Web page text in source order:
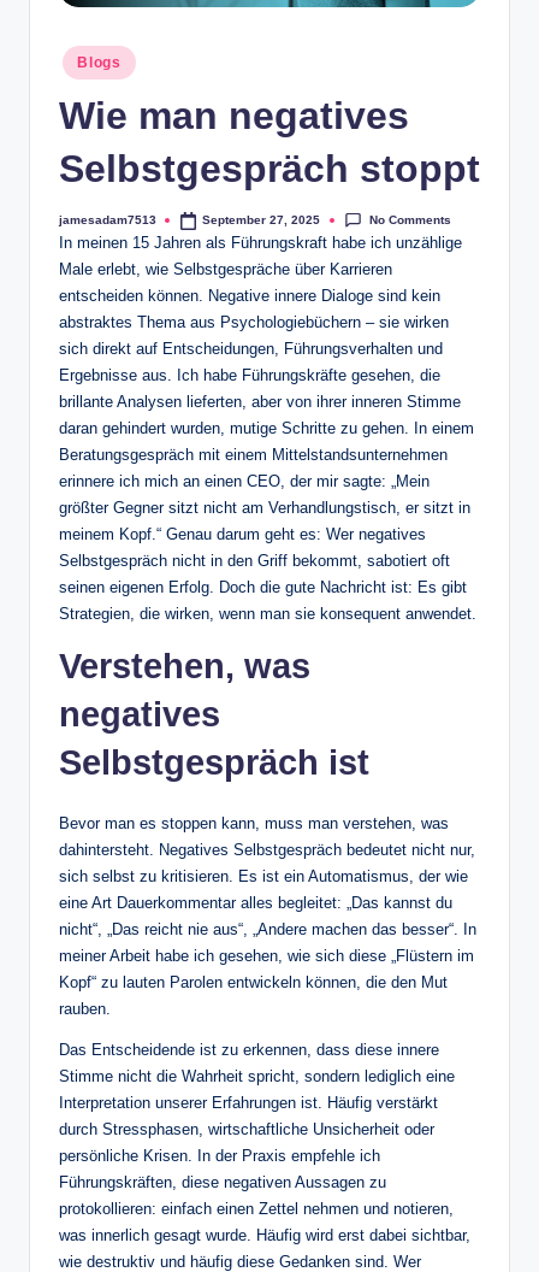
Posted
in
Blogs
Wie man negatives
Selbstgespräch stoppt
Posted
by
jamesadam7513 September 27, 2025 No Comments
In meinen 15 Jahren als Führungskraft habe ich unzählige
Male erlebt, wie Selbstgespräche über Karrieren
entscheiden können. Negative innere Dialoge sind kein
abstraktes Thema aus Psychologiebüchern – sie wirken
sich direkt auf Entscheidungen, Führungsverhalten und
Ergebnisse aus. Ich habe Führungskräfte gesehen, die
brillante Analysen lieferten, aber von ihrer inneren Stimme
daran gehindert wurden, mutige Schritte zu gehen. In einem
Beratungsgespräch mit einem Mittelstandsunternehmen
erinnere ich mich an einen CEO, der mir sagte: „Mein
größter Gegner sitzt nicht am Verhandlungstisch, er sitzt in
meinem Kopf.“ Genau darum geht es: Wer negatives
Selbstgespräch nicht in den Griff bekommt, sabotiert oft
seinen eigenen Erfolg. Doch die gute Nachricht ist: Es gibt
Strategien, die wirken, wenn man sie konsequent anwendet.
Verstehen, was
negatives
Selbstgespräch ist
Bevor man es stoppen kann, muss man verstehen, was
dahintersteht. Negatives Selbstgespräch bedeutet nicht nur,
sich selbst zu kritisieren. Es ist ein Automatismus, der wie
eine Art Dauerkommentar alles begleitet: „Das kannst du
nicht“, „Das reicht nie aus“, „Andere machen das besser“. In
meiner Arbeit habe ich gesehen, wie sich diese „Flüstern im
Kopf“ zu lauten Parolen entwickeln können, die den Mut
rauben.
Das Entscheidende ist zu erkennen, dass diese innere
Stimme nicht die Wahrheit spricht, sondern lediglich eine
Interpretation unserer Erfahrungen ist. Häufig verstärkt
durch Stressphasen, wirtschaftliche Unsicherheit oder
persönliche Krisen. In der Praxis empfehle ich
Führungskräften, diese negativen Aussagen zu
protokollieren: einfach einen Zettel nehmen und notieren,
was innerlich gesagt wurde. Häufig wird erst dabei sichtbar,
wie destruktiv und häufig diese Gedanken sind. Wer